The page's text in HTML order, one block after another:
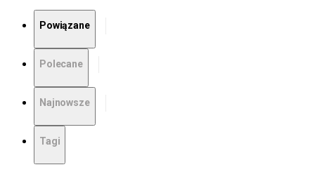
Powiązane
Polecane
Najnowsze
Tagi